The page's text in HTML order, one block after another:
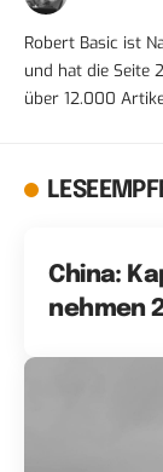
Robert Basic ist
und hat die Seite
über 12.000
China:
nehmen